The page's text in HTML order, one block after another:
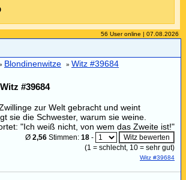
56 User online | 07.08.2026
Blondinenwitze » Witz #39684
#39684
zur Welt gebracht und weint
sie die Schwester, warum sie weine.
"Ich weiß nicht, von wem das Zweite ist!"
Ø 2,56 Stimmen: 18 -
(1 = schlecht, 10 = sehr gut)
Witz #39684